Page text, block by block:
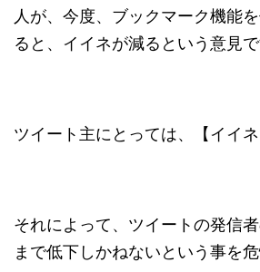
人が、今度、ブックマーク機能
ると、イイネが減るという意見で
ツイート主にとっては、【イイネ
それによって、ツイートの発信
まで低下しかねないという事を